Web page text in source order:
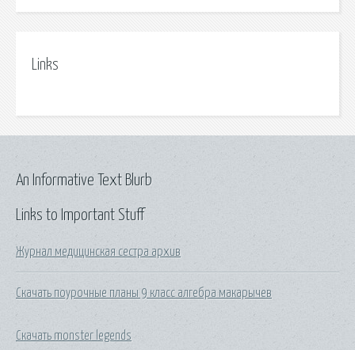
Links
Links to Important Stuff
Журнал медицинская сестра архив
Скачать поурочные планы 9 класс алгебра макарычев
Скачать monster legends
An Informative Text Blurb